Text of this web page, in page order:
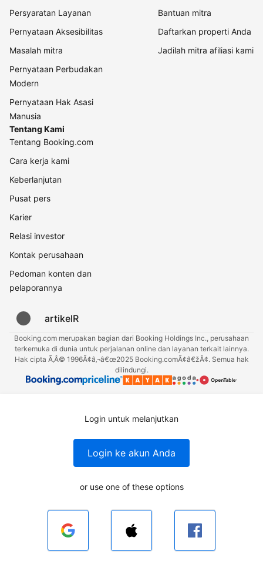
Persyaratan Layanan
Pernyataan Aksesibilitas
Masalah mitra
Pernyataan Perbudakan
Modern
Pernyataan Hak Asasi
Manusia
Bantuan mitra
Daftarkan properti Anda
Jadilah mitra afiliasi kami
Tentang Kami
Tentang Booking.com
Cara kerja kami
Keberlanjutan
Pusat pers
Karier
Relasi investor
Kontak perusahaan
Pedoman konten dan
pelaporannya
artikelR
Booking.com merupakan bagian dari Booking Holdings Inc., perusahaan
terkemuka di dunia untuk perjalanan online dan layanan terkait lainnya.
Hak cipta Ã‚Â© 1996Ã¢â‚¬â€œ2025 Booking.comÃ¢â€žÂ¢. Semua hak
dilindungi.
Login untuk melanjutkan
Login ke akun Anda
or use one of these options